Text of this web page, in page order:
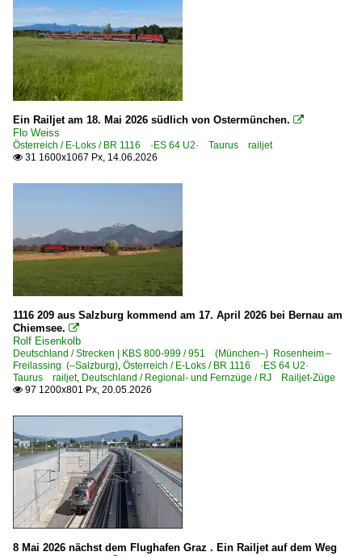
6 185 BR 185 ·Traxx AC1/2·
E-Loks | konventionell
6 111 BR 111
6 111 BR 111 Lokportraits
6 139 BR 139 E 40.11
Elektrotriebzüge | 93 8x | ICE - IC
ICE 3 BR 403 · 5 403
Galerien
Berühmte Züge | Züge mit Namen
Experimente - Anders gesehen
Grenzverkehr
Deutschland <-> Österreich
Deutschland <-> Ungarn
Güterverkehr
Autotransportzüge
Gemischte Güterzüge
KLV Sattelauflieger-Züge
Ein Railjet am 18. Mai 2026 südlich von Ostermünchen. 
Flo Weiss
Österreich / E-Loks / BR 1116 ·ES 64 U2· Taurus railjet
 31 1600x1067 Px, 14.06.2026
1116 209 aus Salzburg kommend am 17. April 2026 bei Bernau am
Chiemsee. 
Rolf Eisenkolb
Deutschland / Strecken | KBS 800-999 / 951 (München–) Rosenheim –
Freilassing (–Salzburg), Österreich / E-Loks / BR 1116 ·ES 64 U2·
Taurus railjet, Deutschland / Regional- und Fernzüge / RJ Railjet-Züge
 97 1200x801 Px, 20.05.2026
8 Mai 2026 nächst dem Flughafen Graz . Ein Railjet auf dem Weg